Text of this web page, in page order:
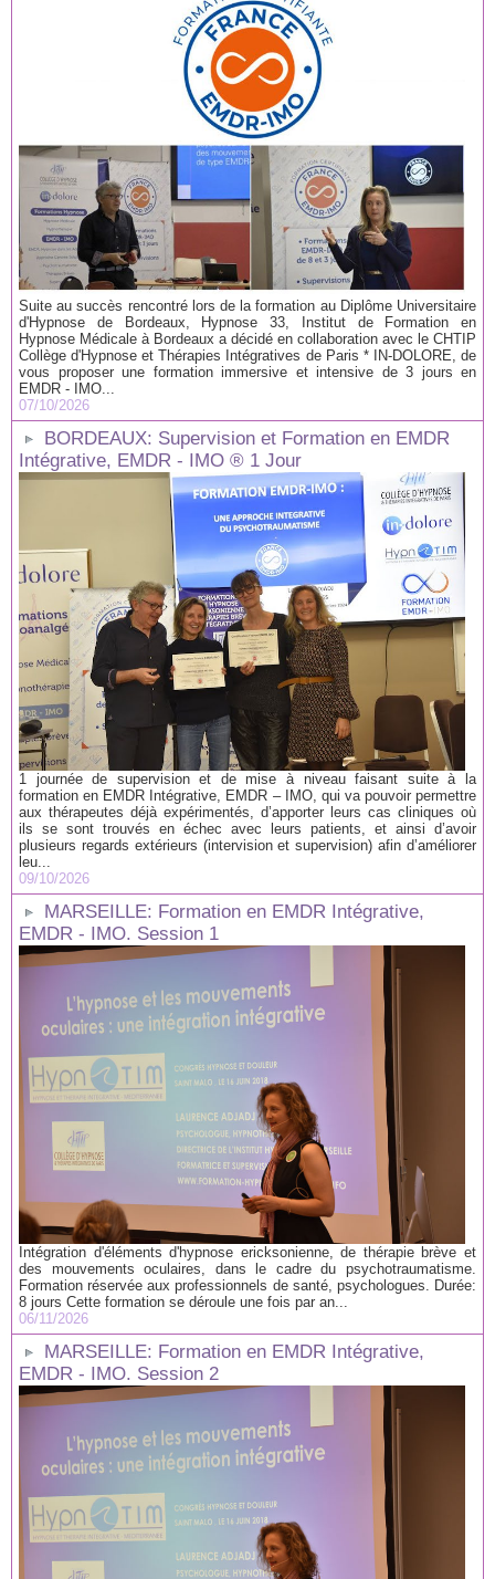
Suite au succès rencontré lors de la formation au Diplôme Universitaire
d'Hypnose de Bordeaux, Hypnose 33, Institut de Formation en
Hypnose Médicale à Bordeaux a décidé en collaboration avec le CHTIP
Collège d'Hypnose et Thérapies Intégratives de Paris * IN-DOLORE, de
vous proposer une formation immersive et intensive de 3 jours en
EMDR - IMO...
07/10/2026
BORDEAUX: Supervision et Formation en EMDR
Intégrative, EMDR - IMO ® 1 Jour
1 journée de supervision et de mise à niveau faisant suite à la
formation en EMDR Intégrative, EMDR – IMO, qui va pouvoir permettre
aux thérapeutes déjà expérimentés, d’apporter leurs cas cliniques où
ils se sont trouvés en échec avec leurs patients, et ainsi d’avoir
plusieurs regards extérieurs (intervision et supervision) afin d’améliorer
leu...
09/10/2026
MARSEILLE: Formation en EMDR Intégrative,
EMDR - IMO. Session 1
Intégration d'éléments d'hypnose ericksonienne, de thérapie brève et
des mouvements oculaires, dans le cadre du psychotraumatisme.
Formation réservée aux professionnels de santé, psychologues. Durée:
8 jours Cette formation se déroule une fois par an...
06/11/2026
MARSEILLE: Formation en EMDR Intégrative,
EMDR - IMO. Session 2